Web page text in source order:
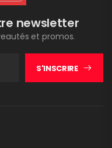
newsletter
et promos.
S'INSCRIRE